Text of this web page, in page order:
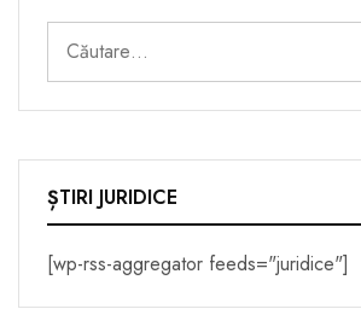
ȘTIRI JURIDICE
[wp-rss-aggregator feeds="juridice"]